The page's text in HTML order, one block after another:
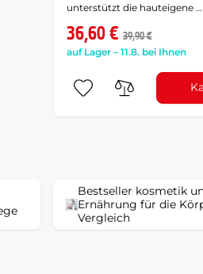
unterstützt die hauteigene …
36,60 € 39,90 €
auf Lager – 11.8. bei Ihnen
Bestseller kosmetik
Ernährung für die
Vergleich